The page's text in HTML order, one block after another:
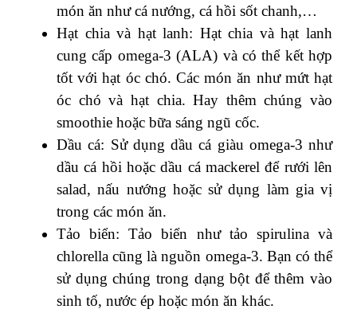
món ăn như cá nướng, cá hồi sốt chanh,…
Hạt chia và hạt lanh: Hạt chia và hạt lanh
cung cấp omega-3 (ALA) và có thể kết hợp
tốt với hạt óc chó. Các món ăn như mứt hạt
óc chó và hạt chia. Hay thêm chúng vào
smoothie hoặc bữa sáng ngũ cốc.
Dầu cá: Sử dụng dầu cá giàu omega-3 như
dầu cá hồi hoặc dầu cá mackerel để rưới lên
salad, nấu nướng hoặc sử dụng làm gia vị
trong các món ăn.
Tảo biển: Tảo biển như tảo spirulina và
chlorella cũng là nguồn omega-3. Bạn có thể
sử dụng chúng trong dạng bột để thêm vào
sinh tố, nước ép hoặc món ăn khác.